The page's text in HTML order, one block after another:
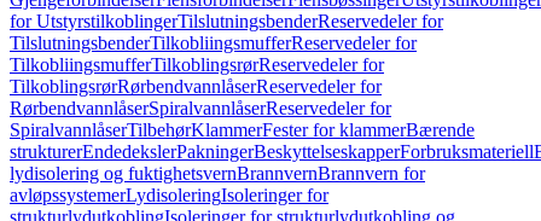
for UtstyrstilkoblingerTilslutningsbenderReservedeler for
TilslutningsbenderTilkobliingsmufferReservedeler for
TilkobliingsmufferTilkoblingsrørReservedeler for
TilkoblingsrørRørbendvannlåserReservedeler for
RørbendvannlåserSpiralvannlåserReservedeler for
SpiralvannlåserTilbehørKlammerFester for klammerBærende
strukturerEndedekslerPakningerBeskyttelseskapperForbruksmateriell
lydisolering og fuktighetsvernBrannvernBrannvern for
avløpssystemerLydisoleringIsoleringer for
strukturlydutkoblingIsoleringer for strukturlydutkobling og